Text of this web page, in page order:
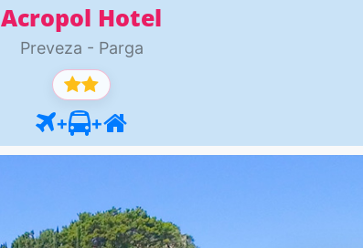
Acropol Hotel
Preveza - Parga
+ +